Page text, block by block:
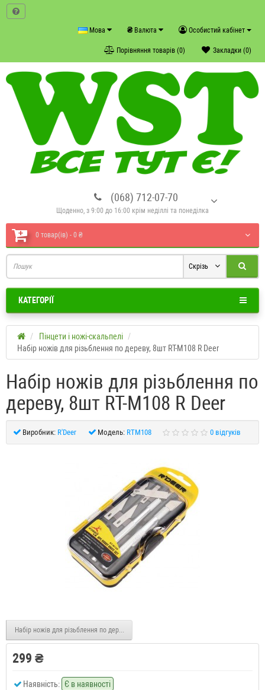
Особистий кабінет
₴ Валюта
Мова
Закладки (0)
Порівняння товарів (0)
(068) 712-07-70
Щоденно, з 9:00 до 16:00 крім неділлі та понеділка
0 товар(ів) - 0 ₴
Скрізь
КАТЕГОРІЇ
Пінцети і ножі-скальпелі
Набір ножів для різьблення по дереву, 8шт RT-M108 R Deer
Набір ножів для різьблення по
дереву, 8шт RT-M108 R Deer
Виробник: R'Deer Модель: RTM108 0 відгуків
Набір ножів для різьблення по дереву, 14шт RT-M114 R Deer
299 ₴
Наявність: Є в наявності